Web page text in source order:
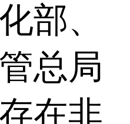
部、
总局
在非